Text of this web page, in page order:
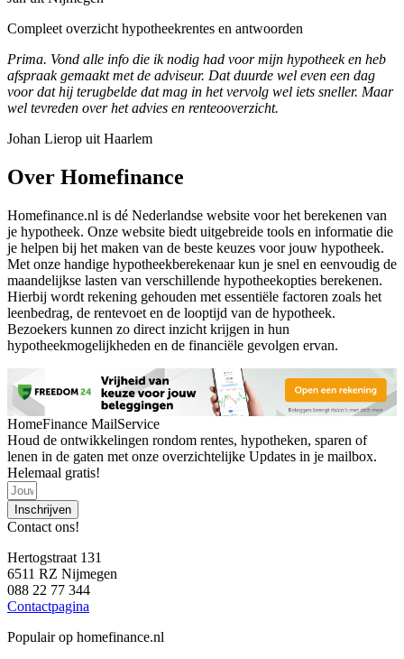
Compleet overzicht hypotheekrentes en antwoorden
Prima. Vond alle info die ik nodig had voor mijn hypotheek en heb
afspraak gemaakt met de adviseur. Dat duurde wel even een dag
voor dat hij terugbelde dat mag in het vervolg wel iets sneller. Maar
wel tevreden over het advies en renteooverzicht.
Johan Lierop uit Haarlem
Over Homefinance
Homefinance.nl is dé Nederlandse website voor het berekenen van
je hypotheek. Onze website biedt uitgebreide tools en informatie die
je helpen bij het maken van de beste keuzes voor jouw hypotheek.
Met onze handige hypotheekberekenaar kun je snel en eenvoudig de
maandelijkse lasten van verschillende hypotheekopties berekenen.
Hierbij wordt rekening gehouden met essentiële factoren zoals het
leenbedrag, de rentevoet en de looptijd van de hypotheek.
Bezoekers kunnen zo direct inzicht krijgen in hun
hypotheekmogelijkheden en de financiële gevolgen ervan.
HomeFinance MailService
Houd de ontwikkelingen rondom rentes, hypotheken, sparen of
lenen in de gaten met onze overzichtelijke Updates in je mailbox.
Helemaal gratis!
Inschrijven
Contact ons!
Hertogstraat 131
6511 RZ Nijmegen
088 22 77 344
Contactpagina
Populair op homefinance.nl